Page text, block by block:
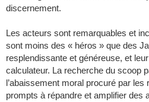
discernement.
Les acteurs sont remarquables et
sont moins des « héros » que des
resplendissante et généreuse, et
calculateur. La recherche du scoop
l’abaissement moral procuré par
prompts à répandre et amplifier des